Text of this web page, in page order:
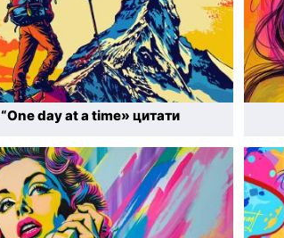
“One day at a time» цитати